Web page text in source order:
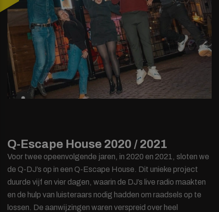
Q-Escape House 2020 / 2021
Voor twee opeenvolgende jaren, in 2020 en 2021, sloten we
de Q-DJ’s op in een Q-Escape House. Dit unieke project
duurde vijf en vier dagen, waarin de DJ’s live radio maakten
en de hulp van luisteraars nodig hadden om raadsels op te
lossen. De aanwijzingen waren verspreid over heel